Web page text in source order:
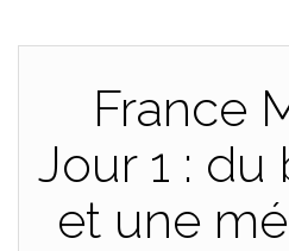
France
Jour 1 : du
et une